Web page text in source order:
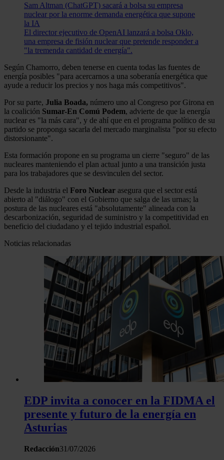
Sam Altman (ChatGPT) sacará a bolsa su empresa
nuclear por la enorme demanda energética que supone
la IA
El director ejecutivo de OpenAI lanzará a bolsa Oklo,
una empresa de fisión nuclear que pretende responder a
"la tremenda cantidad de energía".
Según Chamorro, deben tenerse en cuenta todas las fuentes de
energía posibles "para acercarnos a una soberanía energética que
ayude a reducir los precios y nos haga más competitivos".
Por su parte, Julia Boada, número uno al Congreso por Girona en
la coalición Sumar-En Comú Podem, advierte de que la energía
nuclear es "la más cara", y de ahí que en el programa político de su
partido se proponga sacarla del mercado marginalista "por su efecto
distorsionante".
Esta formación propone en su programa un cierre "seguro" de las
nucleares manteniendo el plan actual junto a una transición justa
para los trabajadores que se desvinculen del sector.
Desde la industria el Foro Nuclear asegura que el sector está
abierto al "diálogo" con el Gobierno que salga de las urnas; la
postura de las nucleares está "absolutamente" alineada con la
descarbonización, seguridad de suministro y la competitividad en
beneficio del ciudadano y el tejido industrial español.
Noticias relacionadas
EDP invita a conocer en la FIDMA el
presente y futuro de la energía en
Asturias
Redacción31/07/2026